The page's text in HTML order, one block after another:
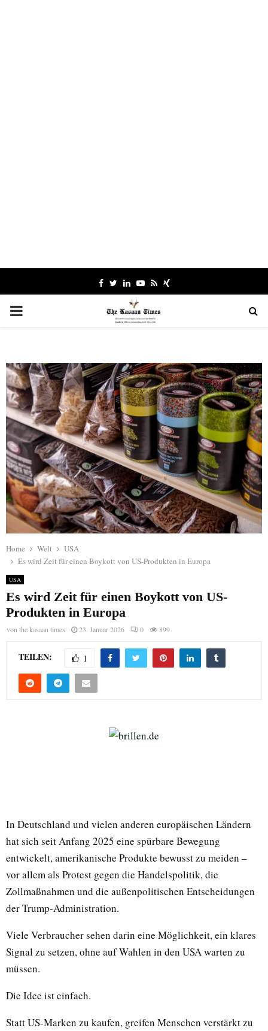
Facebook
TwitterLinkedinYoutube
RssXing
PRIMARY
Home Welt
USA
Es wird Zeit für einen Boykott von US-Produkten in Europa
USA
Es wird Zeit für einen Boykott von US-
Produkten in Europa
vonthe kasaan times 23. Januar 2026 0 899
TEILEN: 1
In Deutschland und vielen anderen europäischen Ländern
hat sich seit Anfang 2025 eine spürbare Bewegung
entwickelt, amerikanische Produkte bewusst zu meiden –
vor allem als Protest gegen die Handelspolitik, die
Zollmaßnahmen und die außenpolitischen Entscheidungen
der Trump-Administration.
Viele Verbraucher sehen darin eine Möglichkeit, ein klares
Signal zu setzen, ohne auf Wahlen in den USA warten zu
müssen.
Die Idee ist einfach.
Statt US-Marken zu kaufen, greifen Menschen verstärkt zu